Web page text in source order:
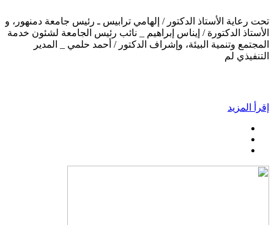
تحت رعاية الأستاذ الدكتور / إلهامي ترابيس ـ رئيس جامعة دمنهور، و
الأستاذ الدكتورة / إيناس إبراهيم _ نائب رئيس الجامعة لشئون خدمة
المجتمع وتنمية البيئة، وإشراف الدكتور / أحمد حلمي _ المدير
التنفيذي لم
إقرأ المزيد